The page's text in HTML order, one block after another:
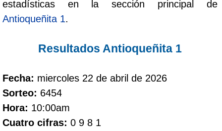
Dorado Mañana
Dorado Tarde
Dorado Noche
Fantástica Día
estadísticas en la sección principal de
Antioqueñita 1.
Resultados Antioqueñita 1
Fecha: miercoles 22 de abril de 2026
Sorteo: 6454
Hora: 10:00am
Cuatro cifras: 0 9 8 1